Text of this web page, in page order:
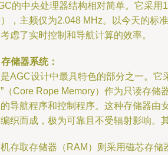
的中央处理器结构相对简单。它采用
，主频仅为2.048 MHz。以今天的标
虑了实时控制和导航计算的效率。
储器系统：
AGC设计中最具特色的部分之一。它
（Core Rope Memory）作为只读存储
导航程序和控制程序。这种存储器由
织而成，极为可靠且不受辐射影响。
存取存储器（RAM）则采用磁芯存储